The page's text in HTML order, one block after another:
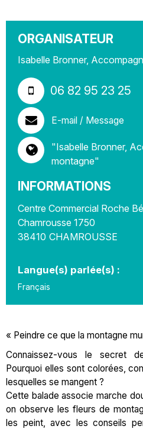
ORGANISATEUR
Isabelle Bronner,
06 82 95 23 25
E-mail / Message
"Isabelle Bronner,
montagne"
INFORMATIONS
Centre Commercial Roche
Chamrousse 1750
38410 CHAMROUSSE
Langue(s) parlée(s) :
Français
« Peindre ce que la montagne
Connaissez-vous le secret
Pourquoi elles sont colorées,
lesquelles se mangent ?
Cette balade associe marche
on observe les fleurs de
les peint, avec les conseils